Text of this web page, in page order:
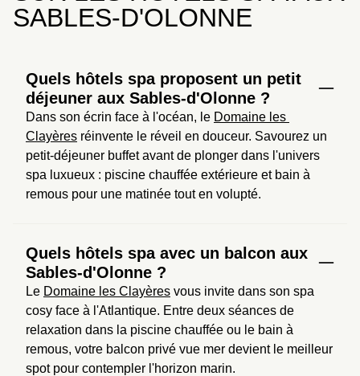
SABLES-D'OLONNE
Quels hôtels spa proposent un petit
déjeuner aux Sables-d'Olonne ?
Dans son écrin face à l'océan, le Domaine les
Clayères réinvente le réveil en douceur. Savourez un
petit-déjeuner buffet avant de plonger dans l'univers
spa luxueux : piscine chauffée extérieure et bain à
remous pour une matinée tout en volupté.
Quels hôtels spa avec un balcon aux
Sables-d'Olonne ?
Le Domaine les Clayères vous invite dans son spa
cosy face à l'Atlantique. Entre deux séances de
relaxation dans la piscine chauffée ou le bain à
remous, votre balcon privé vue mer devient le meilleur
spot pour contempler l'horizon marin.